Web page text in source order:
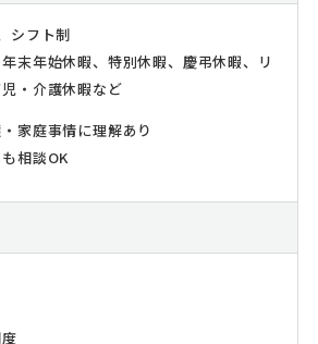
シフト制
末年始休暇、特別休暇、慶弔休暇、リ
・介護休暇など
家庭事情に理解あり
相談OK